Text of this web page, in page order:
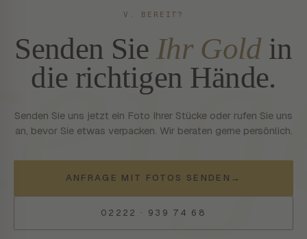
V. BEREIT?
Senden Sie Ihr Goldin
die richtigen Hände.
Senden Sie uns jetzt ein Foto Ihrer Stücke oder rufen Sie uns
an, bevor Sie etwas verpacken. Wir beraten gerne persönlich.
ANFRAGE MIT FOTOS SENDEN →
02222 · 939 74 68